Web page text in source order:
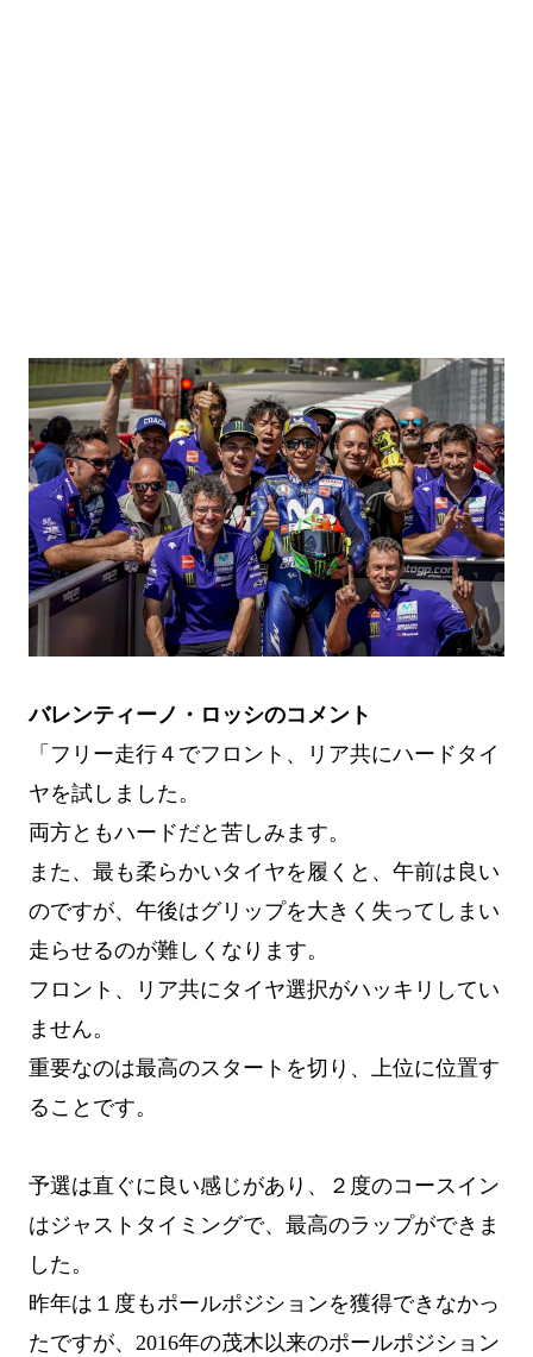
バレンティーノ・ロッシのコメント
「フリー走行４でフロント、リア共にハードタイ
ヤを試しました。
両方ともハードだと苦しみます。
また、最も柔らかいタイヤを履くと、午前は良い
のですが、午後はグリップを大きく失ってしまい
走らせるのが難しくなります。
フロント、リア共にタイヤ選択がハッキリしてい
ません。
重要なのは最高のスタートを切り、上位に位置す
ることです。
予選は直ぐに良い感じがあり、２度のコースイン
はジャストタイミングで、最高のラップができま
した。
昨年は１度もポールポジションを獲得できなかっ
たですが、2016年の茂木以来のポールポジション